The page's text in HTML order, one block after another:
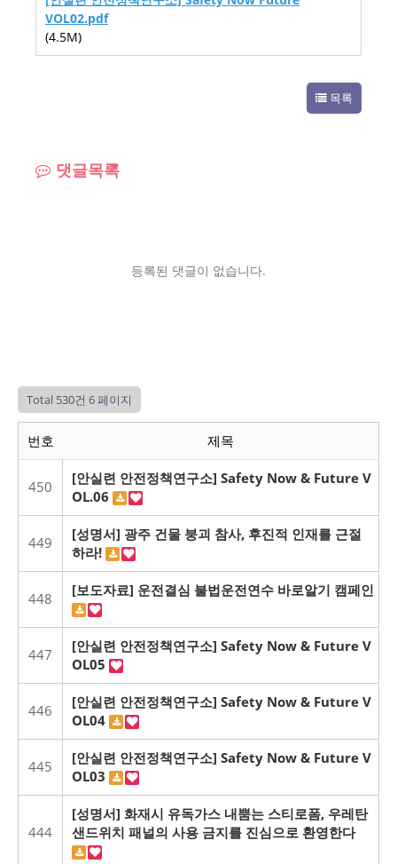
VOL02.pdf
(4.5M)
목록
댓글목록
등록된 댓글이 없습니다.
Total 530건 6 페이지
번호 제목
450
[안실련 안전정책연구소] Safety Now & Future V
OL.06
449
[성명서] 광주 건물 붕괴 참사, 후진적 인재를 근절
하라!
448 [보도자료] 운전결심 불법운전연수 바로알기 캠페인
447
[안실련 안전정책연구소] Safety Now & Future V
OL05
446
[안실련 안전정책연구소] Safety Now & Future V
OL04
445
[안실련 안전정책연구소] Safety Now & Future V
OL03
444
[성명서] 화재시 유독가스 내뿜는 스티로폼, 우레탄
샌드위치 패널의 사용 금지를 진심으로 환영한다